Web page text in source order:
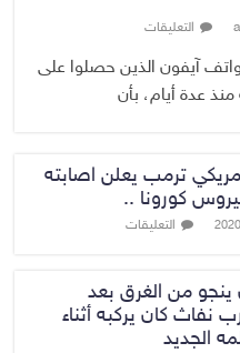
التعليقات
آيفون الذين حصلوا على
ترمب يعلن اصابته
كورونا ..
التعليقات
من الغرق بعد
نفاث كان يركبه أثناء
الجديد